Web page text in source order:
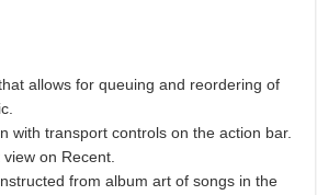
allows for queuing and reordering of
with transport controls on the action bar.
on Recent.
from album art of songs in the